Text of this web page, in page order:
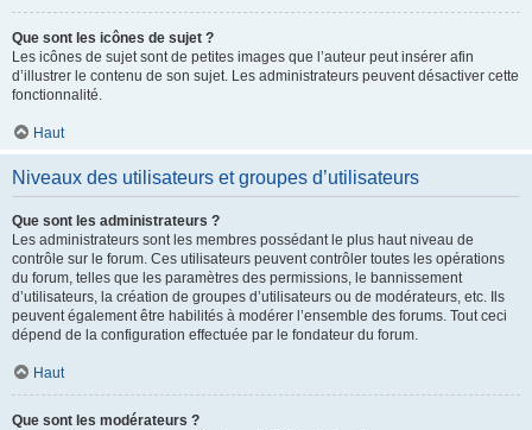
Que sont les icônes de sujet ?
Les icônes de sujet sont de petites images que l’auteur peut insérer afin
d’illustrer le contenu de son sujet. Les administrateurs peuvent désactiver cette
fonctionnalité.
Haut
Niveaux des utilisateurs et groupes d’utilisateurs
Que sont les administrateurs ?
Les administrateurs sont les membres possédant le plus haut niveau de
contrôle sur le forum. Ces utilisateurs peuvent contrôler toutes les opérations
du forum, telles que les paramètres des permissions, le bannissement
d’utilisateurs, la création de groupes d’utilisateurs ou de modérateurs, etc. Ils
peuvent également être habilités à modérer l’ensemble des forums. Tout ceci
dépend de la configuration effectuée par le fondateur du forum.
Haut
Que sont les modérateurs ?